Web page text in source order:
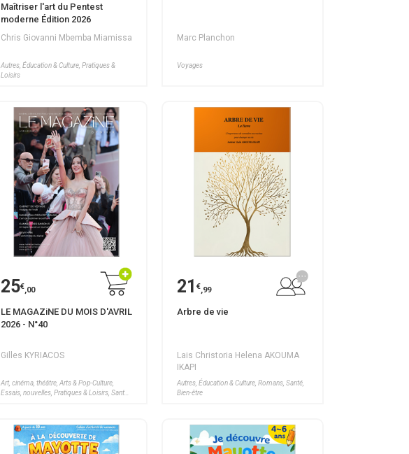
Maîtriser l'art du Pentest
moderne Édition 2026
Chris Giovanni Mbemba Miamissa
Autres, Éducation & Culture, Pratiques &
Loisirs
Marc Planchon
Voyages
25€,00
LE MAGAZiNE DU MOIS D'AVRIL
2026 - N°40
Gilles KYRIACOS
Art, cinéma, théâtre, Arts & Pop-Culture,
Essais, nouvelles, Pratiques & Loisirs, Santé,
21 €,99
Arbre de vie
Lais Christoria Helena AKOUMA
IKAPI
Autres, Éducation & Culture, Romans, Santé,
Bien-être